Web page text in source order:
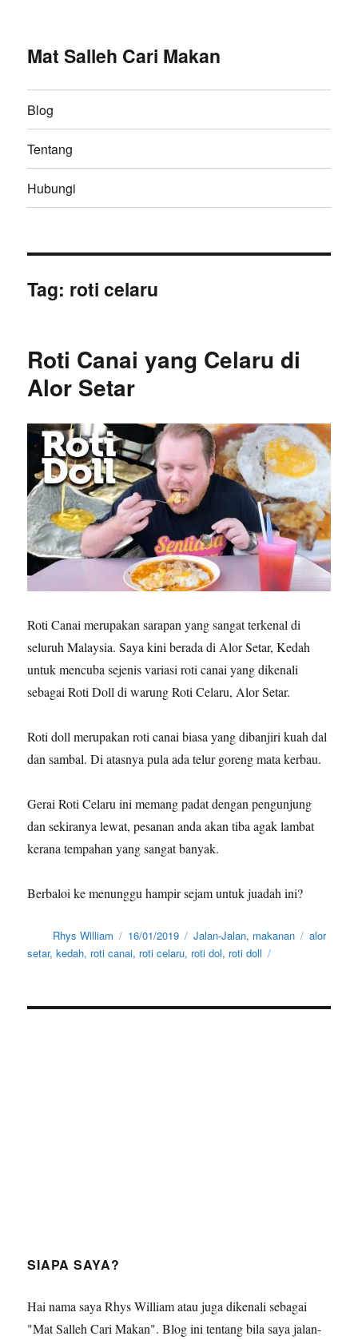
Mat Salleh Cari Makan
Blog
Tentang
Hubungi
Tag: roti celaru
Roti Canai yang Celaru di
Alor Setar
Roti Canai merupakan sarapan yang sangat terkenal di
seluruh Malaysia. Saya kini berada di Alor Setar, Kedah
untuk mencuba sejenis variasi roti canai yang dikenali
sebagai Roti Doll di warung Roti Celaru, Alor Setar.
Roti doll merupakan roti canai biasa yang dibanjiri kuah dal
dan sambal. Di atasnya pula ada telur goreng mata kerbau.
Gerai Roti Celaru ini memang padat dengan pengunjung
dan sekiranya lewat, pesanan anda akan tiba agak lambat
kerana tempahan yang sangat banyak.
Berbaloi ke menunggu hampir sejam untuk juadah ini?
Author
Rhys William
Posted
on
16/01/2019 Categories
Jalan-Jalan, makanan Tags
alor
setar,kedah, roti canai, roti celaru, roti dol, roti doll
SIAPA SAYA?
Hai nama saya Rhys William atau juga dikenali sebagai
"Mat Salleh Cari Makan". Blog ini tentang bila saya jalan-